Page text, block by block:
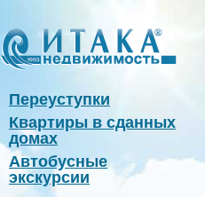
Переуступки
Квартиры в сданных
домах
Автобусные
экскурсии